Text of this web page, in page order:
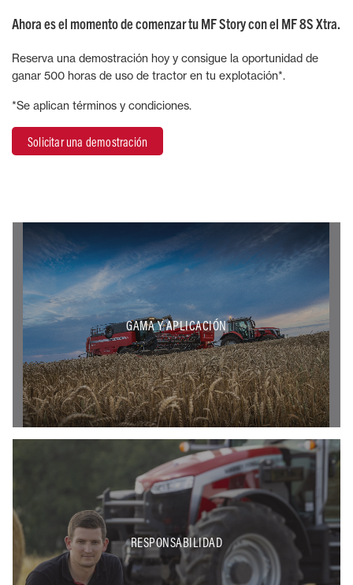
Ahora es el momento de comenzar tu MF Story con el MF 8S Xtra.
Reserva una demostración hoy y consigue la oportunidad de
ganar 500 horas de uso de tractor en tu explotación*.
*Se aplican términos y condiciones.
Solicitar una demostración
GAMA Y APLICACIÓN
RESPONSABILIDAD